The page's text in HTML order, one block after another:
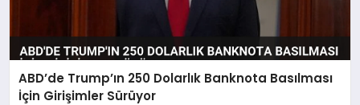
ABD’de Trump’ın 250 Dolarlık Banknota Basılması
İçin Girişimler Sürüyor